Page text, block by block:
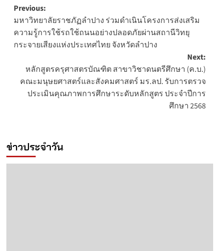
Post
navigation
Previous:
มหาวิทยาลัยราชภัฏลำปาง ร่วมดำเนินโครงการส่งเสริม
ความรู้การใช้รถใช้ถนนอย่างปลอดภัยผ่านสถานีวิทยุ
กระจายเสียงแห่งประเทศไทย จังหวัดลำปาง
Next:
หลักสูตรครุศาสตรบัณฑิต สาขาวิชาดนตรีศึกษา (ค.บ.)
คณะมนุษยศาสตร์และสังคมศาสตร์ มร.ลป. รับการตรวจ
ประเมินคุณภาพการศึกษาระดับหลักสูตร ประจำปีการ
ศึกษา 2568
ข่าวประจำวัน